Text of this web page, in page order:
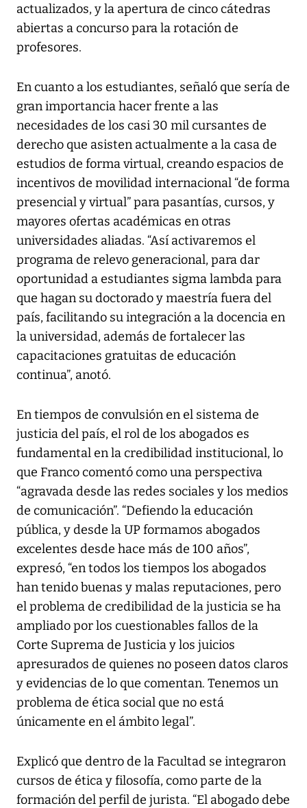
actualizados, y la apertura de cinco cátedras
abiertas a concurso para la rotación de
profesores.
En cuanto a los estudiantes, señaló que sería de
gran importancia hacer frente a las
necesidades de los casi 30 mil cursantes de
derecho que asisten actualmente a la casa de
estudios de forma virtual, creando espacios de
incentivos de movilidad internacional “de forma
presencial y virtual” para pasantías, cursos, y
mayores ofertas académicas en otras
universidades aliadas. “Así activaremos el
programa de relevo generacional, para dar
oportunidad a estudiantes sigma lambda para
que hagan su doctorado y maestría fuera del
país, facilitando su integración a la docencia en
la universidad, además de fortalecer las
capacitaciones gratuitas de educación
continua”, anotó.
En tiempos de convulsión en el sistema de
justicia del país, el rol de los abogados es
fundamental en la credibilidad institucional, lo
que Franco comentó como una perspectiva
“agravada desde las redes sociales y los medios
de comunicación”. “Defiendo la educación
pública, y desde la UP formamos abogados
excelentes desde hace más de 100 años”,
expresó, “en todos los tiempos los abogados
han tenido buenas y malas reputaciones, pero
el problema de credibilidad de la justicia se ha
ampliado por los cuestionables fallos de la
Corte Suprema de Justicia y los juicios
apresurados de quienes no poseen datos claros
y evidencias de lo que comentan. Tenemos un
problema de ética social que no está
únicamente en el ámbito legal”.
Explicó que dentro de la Facultad se integraron
cursos de ética y filosofía, como parte de la
formación del perfil de jurista. “El abogado debe